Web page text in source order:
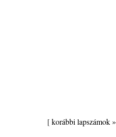
[korábbi lapszámok »